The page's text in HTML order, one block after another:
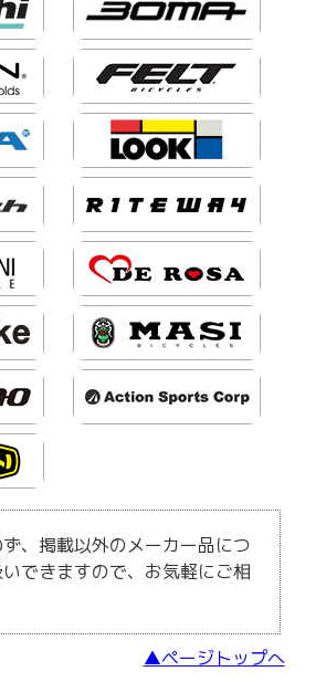
、掲載以外のメーカー品につ
できますので、お気軽にご相
▲ページトップへ